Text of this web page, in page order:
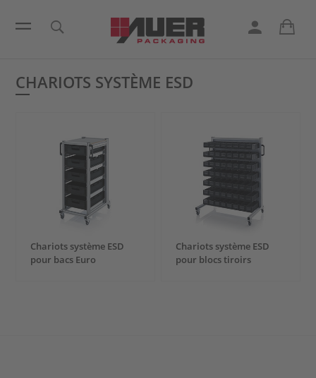
CHARIOTS SYSTÈME ESD
Chariots système ESD
pour bacs Euro
Chariots système ESD
pour blocs tiroirs